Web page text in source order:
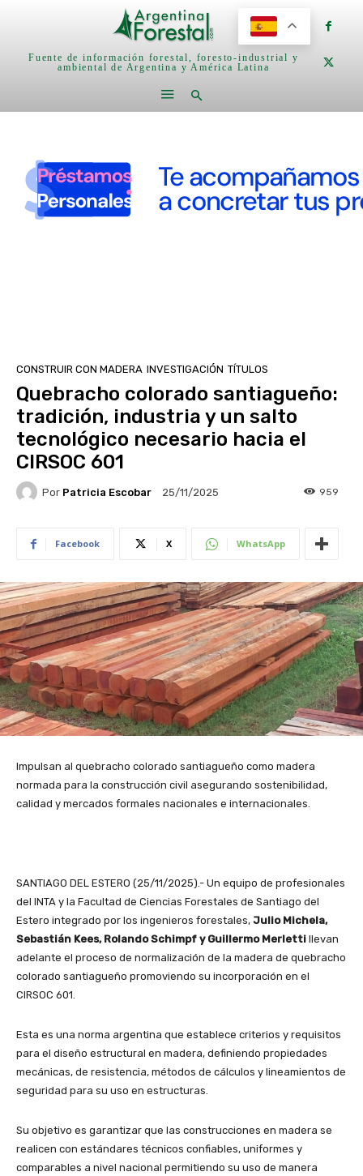
Fuente de información forestal, foresto-industrial y
ambiental de Argentina y América Latina
CONSTRUIR CON MADERA INVESTIGACIÓN TÍTULOS
Quebracho colorado santiagueño:
tradición, industria y un salto
tecnológico necesario hacia el
CIRSOC 601
Por Patricia Escobar 25/11/2025 959
Facebook X WhatsApp
Impulsan al quebracho colorado santiagueño como madera
normada para la construcción civil asegurando sostenibilidad,
calidad y mercados formales nacionales e internacionales.
SANTIAGO DEL ESTERO (25/11/2025).- Un equipo de profesionales
del INTA y la Facultad de Ciencias Forestales de Santiago del
Estero integrado por los ingenieros forestales, Julio Michela,
Sebastián Kees, Rolando Schimpf y Guillermo Merletti llevan
adelante el proceso de normalización de la madera de quebracho
colorado santiagueño promoviendo su incorporación en el
CIRSOC 601.
Esta es una norma argentina que establece criterios y requisitos
para el diseño estructural en madera, definiendo propiedades
mecánicas, de resistencia, métodos de cálculos y lineamientos de
seguridad para su uso en estructuras.
Su objetivo es garantizar que las construcciones en madera se
realicen con estándares técnicos confiables, uniformes y
comparables a nivel nacional permitiendo su uso de manera